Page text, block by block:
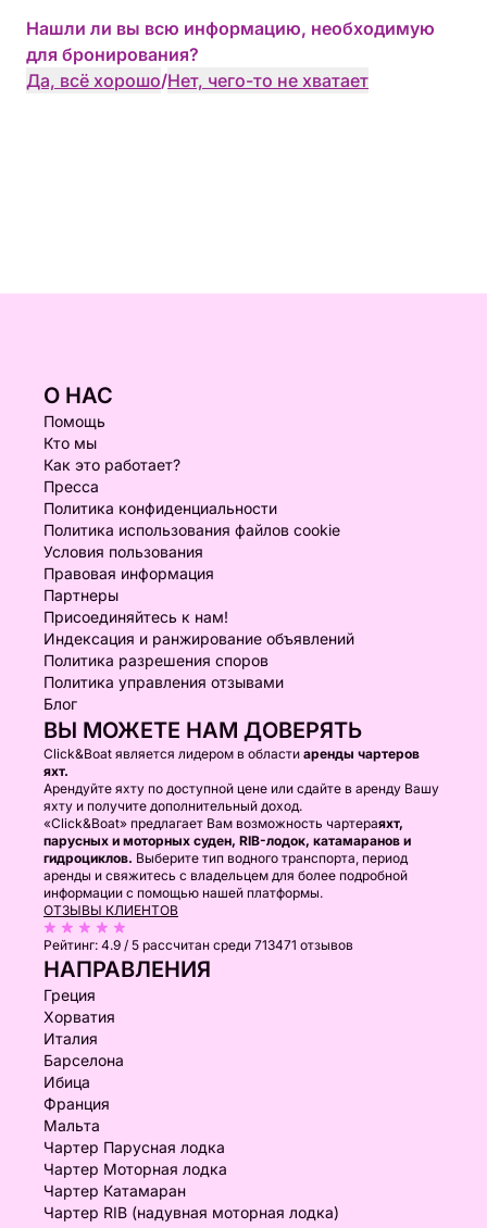
Нашли ли вы всю информацию, необходимую
для бронирования?
Да, всё хорошо/Нет, чего-то не хватает
О НАС
Помощь
Кто мы
Как это работает?
Пресса
Политика конфиденциальности
Политика использования файлов cookie
Условия пользования
Правовая информация
Партнеры
Присоединяйтесь к нам!
Индексация и ранжирование объявлений
Политика разрешения споров
Политика управления отзывами
Блог
ВЫ МОЖЕТЕ НАМ ДОВЕРЯТЬ
Click&Boat является лидером в области аренды чартеров
яхт.
Арендуйте яхту по доступной цене или сдайте в аренду Вашу
яхту и получите дополнительный доход.
«Click&Boat» предлагает Вам возможность чартераяхт,
парусных и моторных суден, RIB-лодок, катамаранов и
гидроциклов. Выберите тип водного транспорта, период
аренды и свяжитесь с владельцем для более подробной
информации с помощью нашей платформы.
ОТЗЫВЫ КЛИЕНТОВ
Рейтинг: 4.9 / 5 рассчитан среди 713471 отзывов
НАПРАВЛЕНИЯ
Греция
Хорватия
Италия
Барселона
Ибица
Франция
Мальта
Чартер Парусная лодка
Чартер Моторная лодка
Чартер Катамаран
Чартер RIB (надувная моторная лодка)